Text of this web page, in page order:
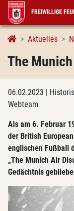
FREIWILLIGE
Aktuelles
The
06.02.2023 |
Webteam
Als am 6. Februar
der British
englischen Fußball
„The Munich Air
Gedächtnis